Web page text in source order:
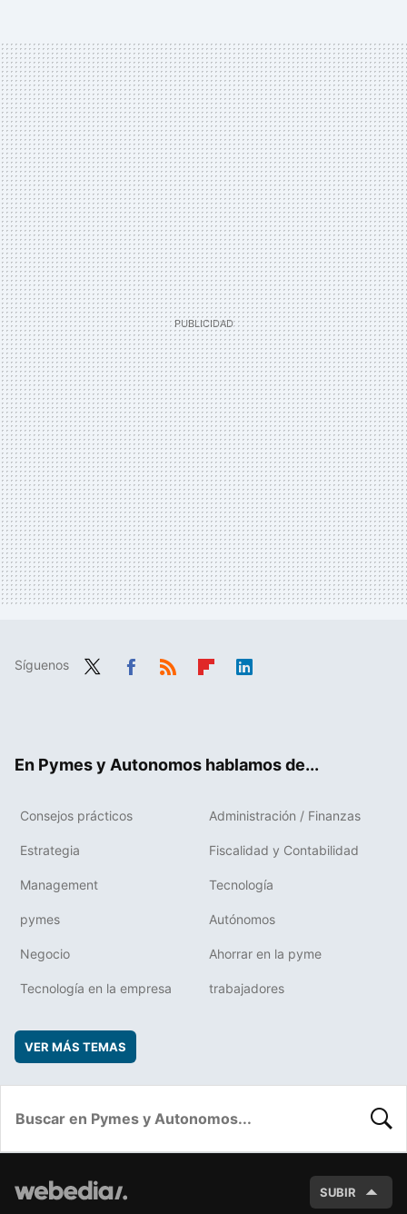
Síguenos
En Pymes y Autonomos hablamos de...
Consejos prácticos Administración / Finanzas
Estrategia Fiscalidad y Contabilidad
Management Tecnología
pymes Autónomos
Negocio Ahorrar en la pyme
Tecnología en la empresa trabajadores
VER MÁS TEMAS
SUBIR